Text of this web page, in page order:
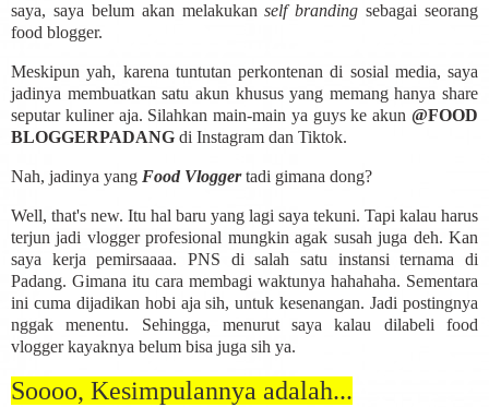
saya, saya belum akan melakukanself branding sebagai seorang
food blogger.
Meskipun yah, karena tuntutan perkontenan di sosial media, saya
jadinya membuatkan satu akun khusus yang memang hanya share
seputar kuliner aja. Silahkan main-main ya guys ke akun @FOOD
BLOGGERPADANG di Instagram dan Tiktok.
Nah, jadinya yang Food Vloggertadi gimana dong?
Well, that's new. Itu hal baru yang lagi saya tekuni. Tapi kalau harus
terjun jadi vlogger profesional mungkin agak susah juga deh. Kan
saya kerja pemirsaaaa. PNS di salah satu instansi ternama di
Padang. Gimana itu cara membagi waktunya hahahaha. Sementara
ini cuma dijadikan hobi aja sih, untuk kesenangan. Jadi postingnya
nggak menentu. Sehingga, menurut saya kalau dilabeli food
vlogger kayaknya belum bisa juga sih ya.
Soooo, Kesimpulannya adalah...